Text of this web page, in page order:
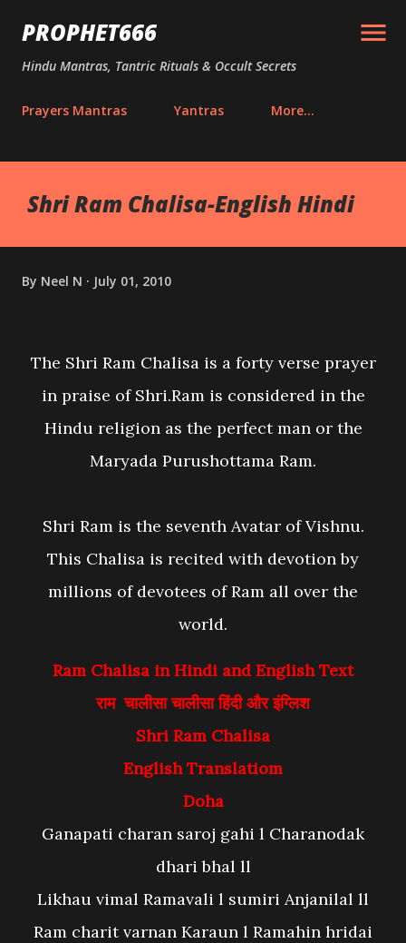
Skip to main content
PROPHET666
Hindu Mantras, Tantric Rituals & Occult Secrets
Prayers Mantras Yantras More…
Shri Ram Chalisa-English Hindi
By Neel N July 01, 2010
The Shri Ram Chalisa is a forty verse prayer
in praise of Shri.Ram is considered in the
Hindu religion as the perfect man or the
Maryada Purushottama Ram.
Shri Ram is the seventh Avatar of Vishnu.
This Chalisa is recited with devotion by
millions of devotees of Ram all over the
world.
Ram Chalisa in Hindi and EnglishText
राम चालीसा चालीसा हिंदी और इंग्लिश
Shri Ram Chalisa
English Translatiom
Doha
Ganapati charan saroj gahi l Charanodak
dhari bhal ll
Likhau vimal Ramavali l sumiri Anjanilal ll
Ram charit varnan Karaun l Ramahin hridai